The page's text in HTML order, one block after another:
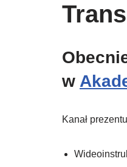
w
Kanał